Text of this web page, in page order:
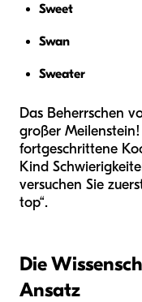
Sweet
Swan
Sweater
Das Beherrschen
großer
fortgeschrittene
Kind
versuchen Sie
top“.
Die
Ansatz